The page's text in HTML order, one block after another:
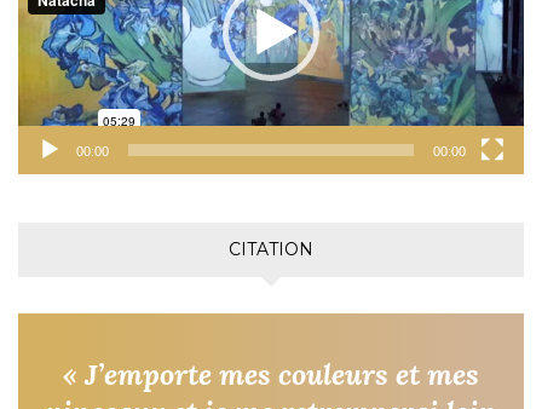
00:00 00:00
CITATION
« J’emporte mes couleurs et mes